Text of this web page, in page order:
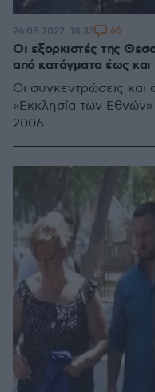
Οι εξορκιστές της
από κατάγματα έως και
Οι συγκεντρώσεις και
«Εκκλησία των
2006
26.08.2022, 18:33 66